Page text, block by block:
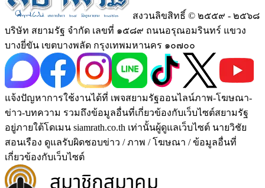
สงวนลิขสิทธิ์ © ๒๕๕๙ - ๒๕๖๘
บริษัท สยามรัฐ จำกัด เลขที่ ๑๕๘๙ ถนนอรุณอมรินทร์ แขวง
บางยี่ขัน เขตบางพลัด กรุงเทพมหานคร ๑๐๗๐๐
แจ้งปัญหาการใช้งานได้ที่ เพจสยามรัฐออนไลน์ภาพ-โฆษณา-
ข่าว-บทความ รวมถึงข้อมูลอื่นที่เกี่ยวข้องกับเว็บไซต์สยามรัฐ
อยู่ภายใต้โดเมน siamrath.co.th เท่านั้นผู้ดูแลเว็บไซต์ นายวิชัย
สอนเรือง ดูแลรับผิดชอบข่าว / ภาพ / โฆษณา / ข้อมูลอื่นที่
เกี่ยวข้องกับเว็บไซต์